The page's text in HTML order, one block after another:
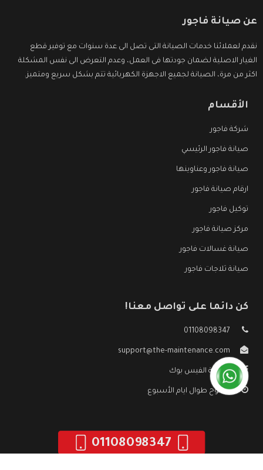
عن صيانة فاجور
نقدم لعملائنا خدمات الصيانة التى تصل الى عدة سنوات مع توفير قطع
الغيار الاصلية لضمان جودتها فى العمل، وعدم التعرض الى نفس المشكلة
اكثر من مرة، الصيانة لجميع الاجهزة الكهربائية تتم بشكل سريع ومتميز.
الأقسام
شركة فاجور
صيانة فاجور الرئيسي
صيانة فاجور وعناوينها
ارقام صيانة فاجور
توكيل فاجور
مركز صيانة فاجور
صيانة غسالات فاجور
صيانة ثلاجات فاجور
كن دائما على تواصل معنا!
01108098347
support@the-maintenance.com
صفحة الفيس بوك
مفتوح طوال ايام الأسبوع
01108098347